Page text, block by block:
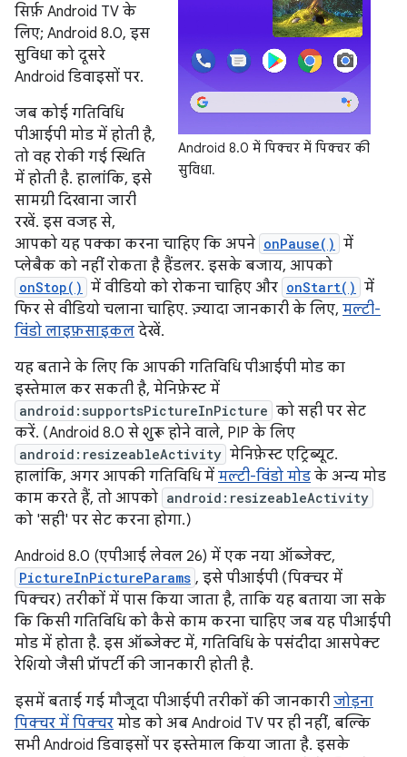
Android 8.0 में पिक्चर में पिक्चर की
सुविधा.
सिर्फ़ Android TV के
लिए; Android 8.0, इस
सुविधा को दूसरे
Android डिवाइसों पर.
जब कोई गतिविधि
पीआईपी मोड में होती है,
तो वह रोकी गई स्थिति
में होती है. हालांकि, इसे
सामग्री दिखाना जारी
रखें. इस वजह से,
आपको यह पक्का करना चाहिए कि अपने onPause() में
प्लेबैक को नहीं रोकता है हैंडलर. इसके बजाय, आपको
onStop() में वीडियो को रोकना चाहिए और onStart() में
फिर से वीडियो चलाना चाहिए. ज़्यादा जानकारी के लिए, मल्टी-
विंडो लाइफ़साइकल देखें.
यह बताने के लिए कि आपकी गतिविधि पीआईपी मोड का
इस्तेमाल कर सकती है, मेनिफ़ेस्ट में
android:supportsPictureInPicture को सही पर सेट
करें. (Android 8.0 से शुरू होने वाले, PIP के लिए
android:resizeableActivity मेनिफ़ेस्ट एट्रिब्यूट.
हालांकि, अगर आपकी गतिविधि में मल्टी-विंडो मोड के अन्य मोड
काम करते हैं, तो आपको android:resizeableActivity
को 'सही' पर सेट करना होगा.)
Android 8.0 (एपीआई लेवल 26) में एक नया ऑब्जेक्ट,
PictureInPictureParams , इसे पीआईपी (पिक्चर में
पिक्चर) तरीकों में पास किया जाता है, ताकि यह बताया जा सके
कि किसी गतिविधि को कैसे काम करना चाहिए जब यह पीआईपी
मोड में होता है. इस ऑब्जेक्ट में, गतिविधि के पसंदीदा आसपेक्ट
रेशियो जैसी प्रॉपर्टी की जानकारी होती है.
इसमें बताई गई मौजूदा पीआईपी तरीकों की जानकारी जोड़ना
पिक्चर में पिक्चर मोड को अब Android TV पर ही नहीं, बल्कि
सभी Android डिवाइसों पर इस्तेमाल किया जाता है. इसके